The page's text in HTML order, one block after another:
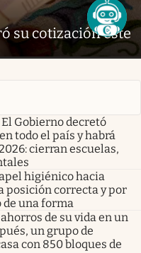
su cotización este
Gobierno decretó
todo el país y habrá
cierran escuelas,
higiénico hacia
posición correcta y por
de una forma
de su vida en un
un grupo de
con 850 bloques de